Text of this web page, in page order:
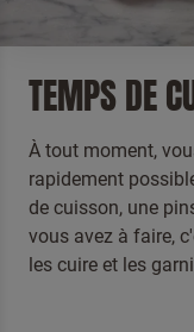
TEMPS DE
À tout moment,
rapidement
de cuisson, une
vous avez à faire,
les cuire et les